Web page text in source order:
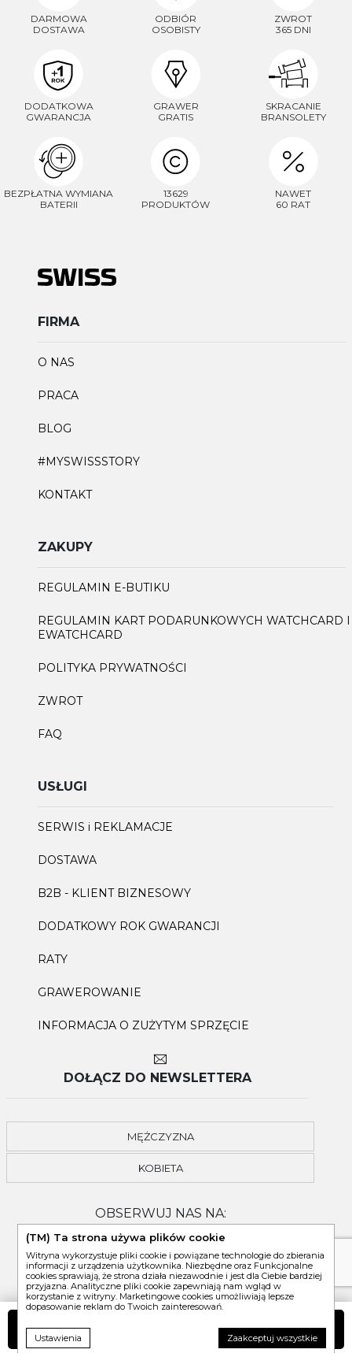
DO KOSZYKA
DARMOWA
DOSTAWA
ODBIÓR
OSOBISTY
ZWROT
365 DNI
DODATKOWA
GWARANCJA
GRAWER
GRATIS
SKRACANIE
BRANSOLETY
BEZPŁATNA WYMIANA
BATERII
13629
PRODUKTÓW
NAWET
60 RAT
FIRMA
O NAS
PRACA
BLOG
#MYSWISSSTORY
KONTAKT
ZAKUPY
REGULAMIN E-BUTIKU
REGULAMIN KART PODARUNKOWYCH WATCHCARD I
EWATCHCARD
POLITYKA PRYWATNOŚCI
ZWROT
FAQ
USŁUGI
SERWIS i REKLAMACJE
DOSTAWA
B2B - KLIENT BIZNESOWY
DODATKOWY ROK GWARANCJI
RATY
GRAWEROWANIE
INFORMACJA O ZUŻYTYM SPRZĘCIE
DOŁĄCZ DO NEWSLETTERA
MĘŻCZYZNA
KOBIETA
OBSERWUJ NAS NA:
(TM) Ta strona używa plików cookie
Witryna wykorzystuje pliki cookie i powiązane technologie do zbierania
informacji z urządzenia użytkownika. Niezbędne oraz Funkcjonalne
cookies sprawiają, że strona działa niezawodnie i jest dla Ciebie bardziej
przyjazna. Analityczne pliki cookie zapewniają nam wgląd w
korzystanie z witryny. Marketingowe cookies umożliwiają lepsze
dopasowanie reklam do Twoich zainteresowań.
Ustawienia Zaakceptuj wszystkie